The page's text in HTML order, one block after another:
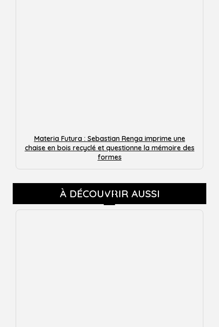
Materia Futura : Sebastian Renga imprime une
chaise en bois recyclé et questionne la mémoire des
formes
À DÉCOUVRIR AUSSI